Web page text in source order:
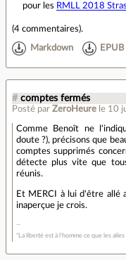
pour les RMLL 2018
(4 commentaires).
Markdown EPUB
# comptes fermés
Posté par ZeroHeure le 10
Comme Benoît ne
doute ?), précisons que
comptes supprimés
détecte plus vite que
réunis.
Et MERCI à lui d'être allé
inaperçue je crois.
"La liberté est à l'homme ce que les